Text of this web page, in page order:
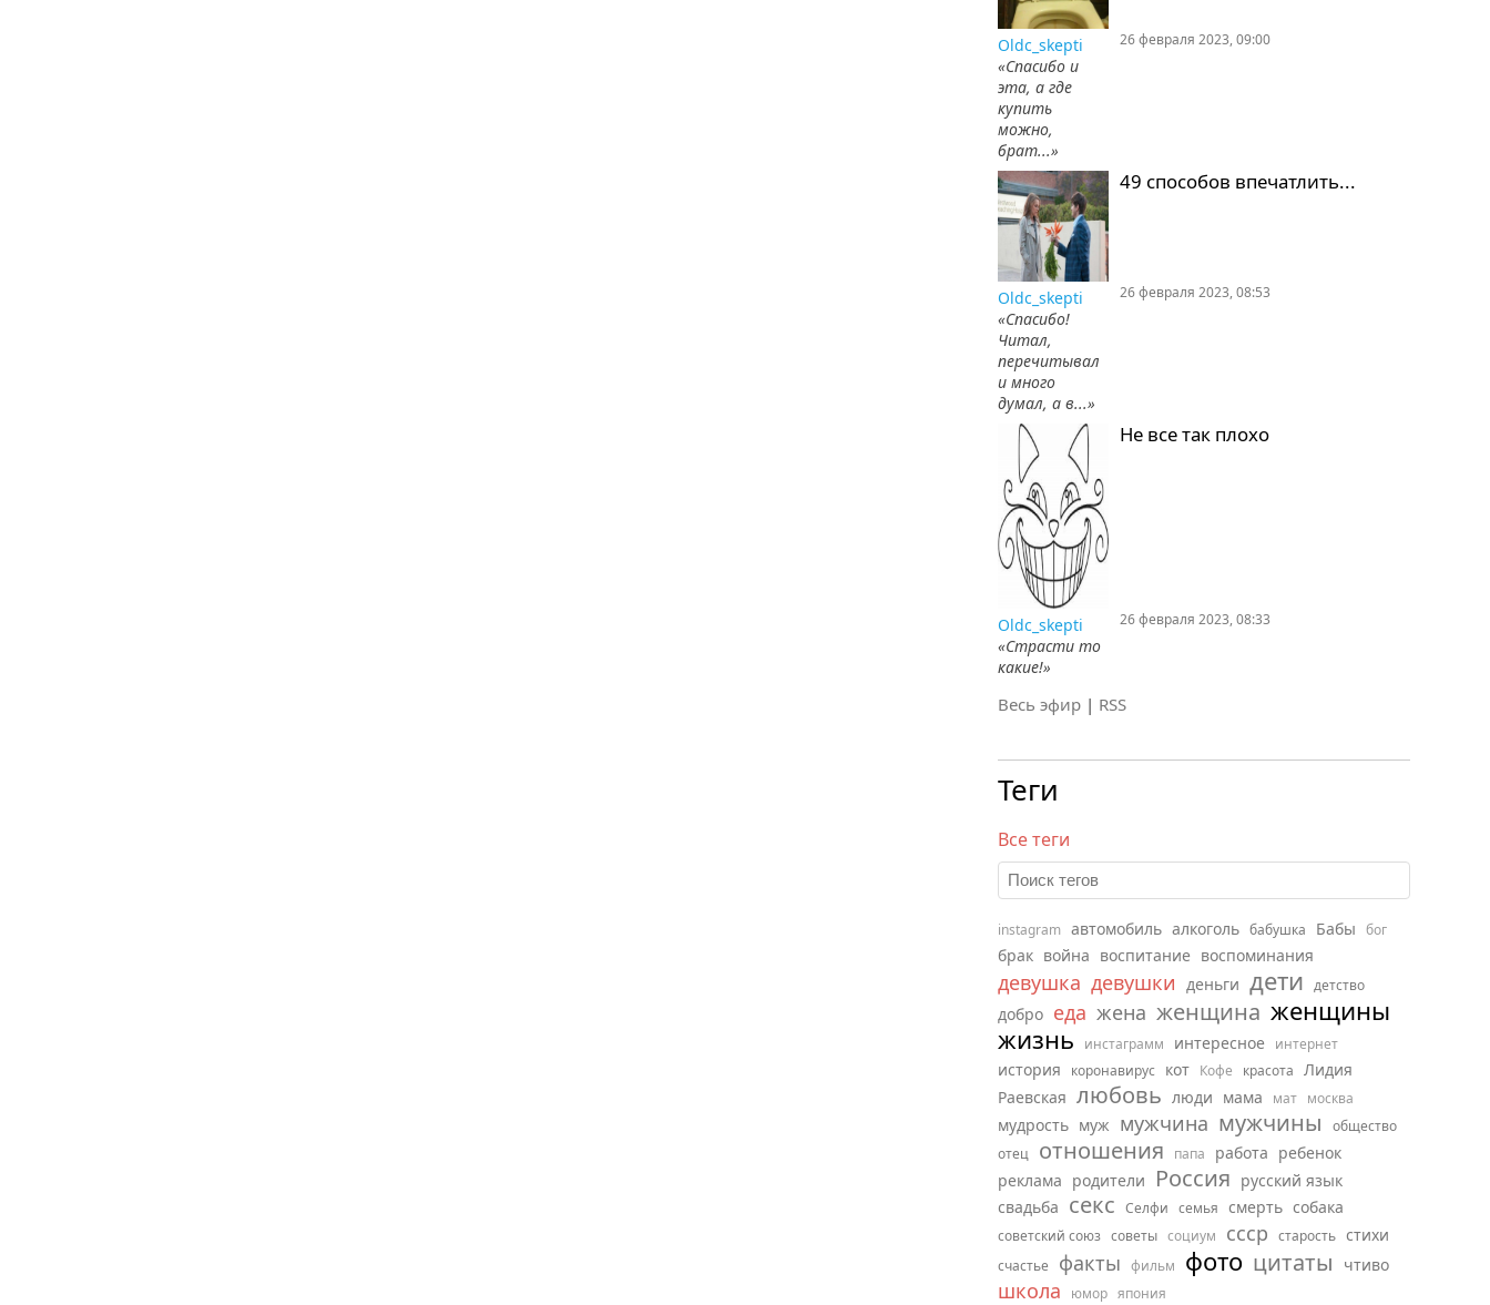
Oldc_skepti
«Спасибо и
эта, а где
купить
можно,
брат...»
26 февраля 2023, 09:00
49 способов впечатлить...
Oldc_skepti
«Спасибо!
Читал,
перечитывал
и много
думал, а в...»
26 февраля 2023, 08:53
Не все так плохо
Oldc_skepti
«Страсти то
какие!»
26 февраля 2023, 08:33
Весь эфир | RSS
Теги
Все теги
instagram автомобиль алкоголь бабушка Бабы бог
брак война воспитание воспоминания
девушка девушки деньги дети детство
добро еда жена женщина женщины
жизнь
инстаграмм интересное интернет
история коронавирус кот Кофе красота Лидия
Раевская любовь люди мама мат москва
мудрость муж мужчина мужчины
общество
отец отношения папа работа ребенок
реклама родители Россия русский язык
свадьба секс Селфи семья смерть собака
советский союз советы социум ссср старость стихи
счастье факты фильм фото цитаты чтиво
школа юмор япония